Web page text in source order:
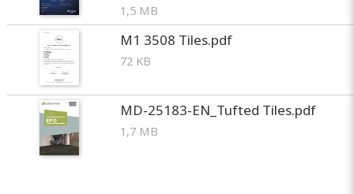
1,5 MB
M1 3508 Tiles.pdf
72 KB
MD-25183-EN_Tufted Tiles.pdf
1,7 MB